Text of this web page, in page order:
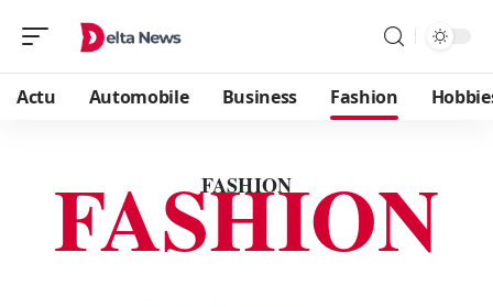
Actu Automobile Business Fashion
FASHION
FASHION